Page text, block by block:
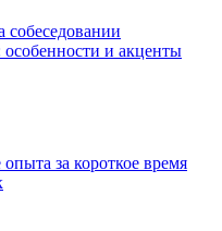
собеседовании
и акценты
за короткое время